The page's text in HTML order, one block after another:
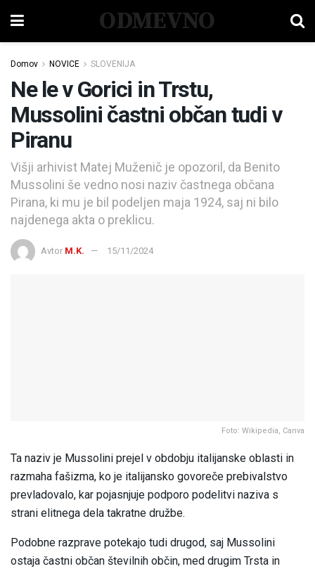
ODMEVNO
Domov NOVICE SLOVENIJA
Ne le v Gorici in Trstu,
Mussolini častni občan tudi v
Piranu
Višji arhivist Matej Muženič je opozoril, da Benito
Mussolini še vedno nosi naziv častnega občana
Pirana, ki mu je bil podeljen maja 1924, saj ni bilo
najdenega akta o preklicu.
Avtor M.K. 15/11/2024
Foto: Wikipedia, Canva
Ta naziv je Mussolini prejel v obdobju italijanske oblasti in
razmaha fašizma, ko je italijansko govoreče prebivalstvo
prevladovalo, kar pojasnjuje podporo podelitvi naziva s
strani elitnega dela takratne družbe.
Podobne razprave potekajo tudi drugod, saj Mussolini
ostaja častni občan številnih občin, med drugim Trsta in